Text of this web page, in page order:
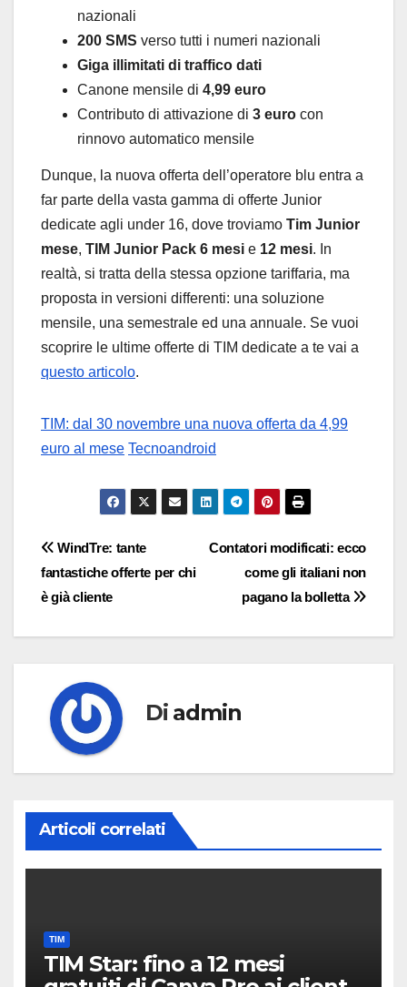
nazionali
200 SMS verso tutti i numeri nazionali
Giga illimitati di traffico dati
Canone mensile di 4,99 euro
Contributo di attivazione di 3 euro con
rinnovo automatico mensile
Dunque, la nuova offerta dell’operatore blu entra a
far parte della vasta gamma di offerte Junior
dedicate agli under 16, dove troviamo Tim Junior
mese, TIM Junior Pack 6 mesi e 12 mesi. In
realtà, si tratta della stessa opzione tariffaria, ma
proposta in versioni differenti: una soluzione
mensile, una semestrale ed una annuale. Se vuoi
scoprire le ultime offerte di TIM dedicate a te vai a
questo articolo.
TIM: dal 30 novembre una nuova offerta da 4,99
euro al mese Tecnoandroid
Navigazione
articoli
Contatori modificati: ecco
come gli italiani non
pagano la bolletta
WindTre: tante
fantastiche offerte per chi
è già cliente
Di admin
Articoli correlati
TIM
TIM Star: fino a 12 mesi